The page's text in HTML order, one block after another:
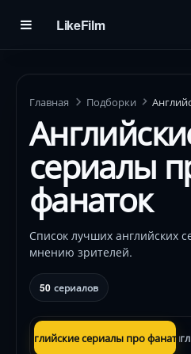
LikeFilm
Главная Подборки
сериалы
фанаток
Список лучших английских
мнению зрителей.
50 сериалов
Английские сериалы про фанаток